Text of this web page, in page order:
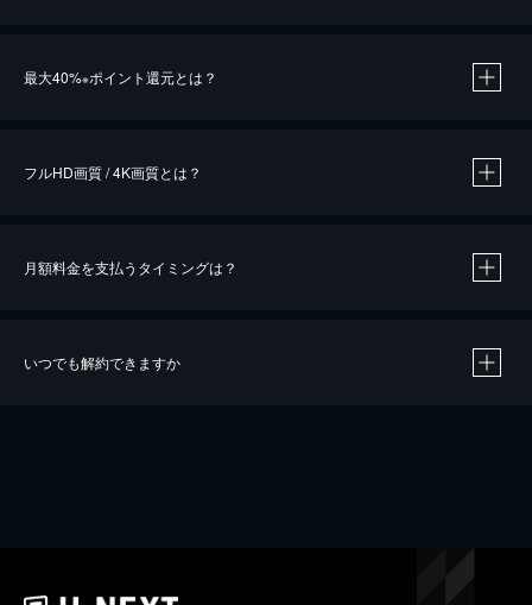
最大40%※ポイント還元とは？
※40％ポイント還元の対象は、クレジットカード決済による作品の購入 / レンタルです。
iOSアプリのUコイン決済による作品の購入 / レンタルは、20％のポイント還元です。
フルHD画質 / 4K画質とは？
月額料金を支払うタイミングは？
いつでも解約できますか